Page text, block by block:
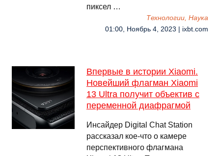
пиксел …
Технологии, Наука
01:00, Ноябрь 4, 2023 | ixbt.com
Впервые в истории Xiaomi.
Новейший флагман Xiaomi
13 Ultra получит объектив с
переменной диафрагмой
Инсайдер Digital Chat Station
рассказал кое-что о камере
перспективного флагмана